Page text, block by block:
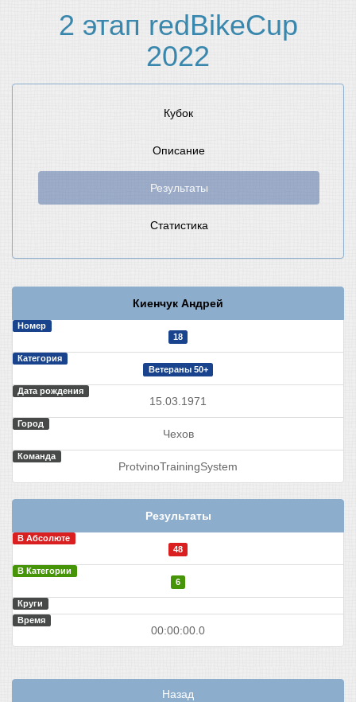
2 этап redBikeCup
2022
Кубок
Описание
Результаты
Статистика
Киенчук Андрей
Номер
18
Категория
Ветераны 50+
Дата рождения
15.03.1971
Город
Чехов
Команда
ProtvinoTrainingSystem
Результаты
В Абсолюте
48
В Категории
6
Круги
Время
00:00:00.0
Назад